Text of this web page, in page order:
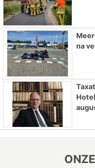
na
ONZE